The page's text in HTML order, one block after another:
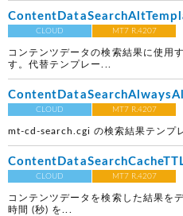
CLOUD MT7 R.4207
コンテンツデータの検索結果に使用
す。代替テンプレー...
CLOUD MT7 R.4207
mt-cd-search.cgi の検索結果テンプ
CLOUD MT7 R.4207
コンテンツデータを検索した結果を
時間 (秒) を...